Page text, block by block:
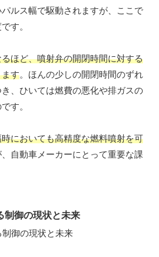
ルス幅で駆動されますが、ここで
す。
ほど、噴射弁の開閉時間に対する
す。ほんの少しの開閉時間のずれ
、ひいては燃費の悪化や排ガスの
す。
においても高精度な燃料噴射を可
、自動車メーカーにとって重要な課
制御の現状と未来